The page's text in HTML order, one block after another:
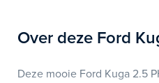
Over deze Ford
Deze mooie Ford Kuga 2.5